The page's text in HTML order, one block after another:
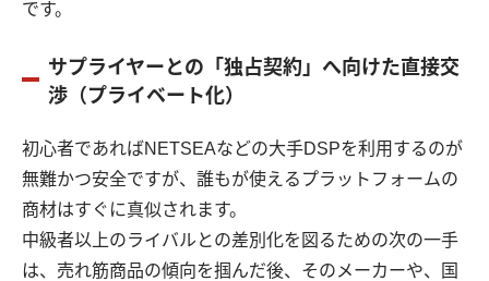
です。
サプライヤーとの「独占契約」へ向けた直接交
渉（プライベート化）
初心者であればNETSEAなどの大手DSPを利用するのが
無難かつ安全ですが、誰もが使えるプラットフォームの
商材はすぐに真似されます。
中級者以上のライバルとの差別化を図るための次の一手
は、売れ筋商品の傾向を掴んだ後、そのメーカーや、国